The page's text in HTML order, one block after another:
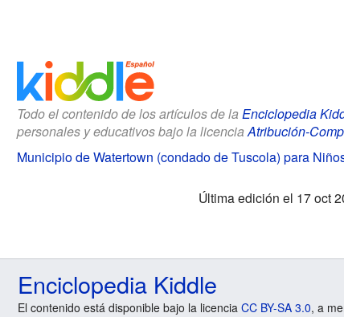
Todo el contenido de los artículos de la Enciclopedia
personales y educativos bajo la licenciaAtribución-
Municipio de Watertown (condado de Tuscola) para
Última edición el 17 oct
Enciclopedia Kiddle
El contenido está disponible bajo la licencia CC BY-SA 3.0, a